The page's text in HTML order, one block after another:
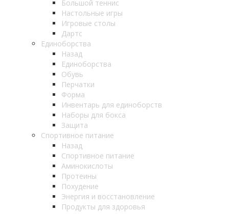
Большой теннис
Настольные игры
Игровые столы
Дартс
Единоборства
Назад
Единоборства
Обувь
Перчатки
Форма
Инвентарь для единоборств
Наборы для бокса
Защита
Спортивное питание
Назад
Спортивное питание
Аминокислоты
Протеины
Похудение
Энергия и восстановление
Продукты для здоровья